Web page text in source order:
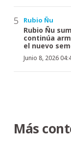
Rubio Ñu
Rubio Ñu
continúa
el nuevo
Junio 8, 2026
Más